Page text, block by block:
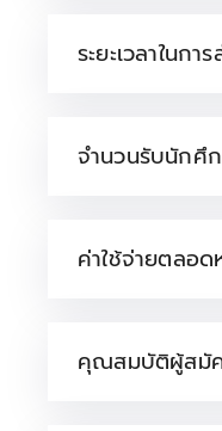
ระยะเวลาในกา
จำนวนรับนักศึ
ค่าใช้จ่ายตลอ
คุณสมบัติผู้สมัค